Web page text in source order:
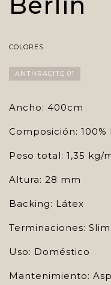
COLORES
ANTHRACITE 01
Ancho: 400cm
Composición:
Peso total: 1,35 kg/
Altura: 28 mm
Backing: Látex
Terminaciones: Slim
Uso: Doméstico
Mantenimiento: